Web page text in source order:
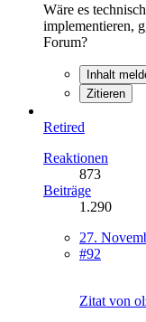
Wäre es
implementieren,
Forum?
Inhalt
Zitieren
Retired
Reaktionen
873
Beiträge
1.290
27.
#92
Zitat von